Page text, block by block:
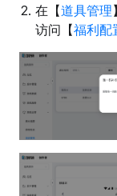
在【道具管理
访问【福利配